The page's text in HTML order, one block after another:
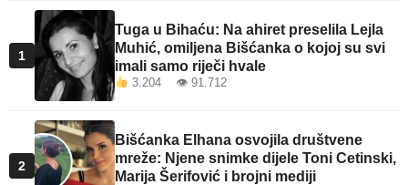
1
Tuga u Bihaću: Na ahiret preselila Lejla
Muhić, omiljena Bišćanka o kojoj su svi
imali samo riječi hvale
3.204 👁 91.712
2
Bišćanka Elhana osvojila društvene
mreže: Njene snimke dijele Toni Cetinski,
Marija Šerifović i brojni mediji